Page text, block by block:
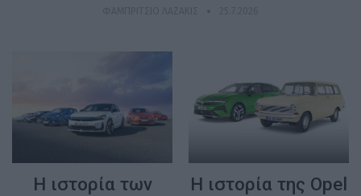
H ιστορία των
H ιστορία της Opel